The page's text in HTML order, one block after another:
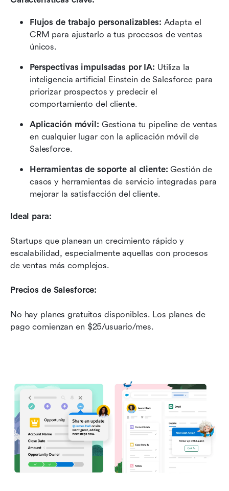
Flujos de trabajo personalizables: Adapta el
CRM para ajustarlo a tus procesos de ventas
únicos.
Perspectivas impulsadas por IA: Utiliza la
inteligencia artificial Einstein de Salesforce para
priorizar prospectos y predecir el
comportamiento del cliente.
Aplicación móvil: Gestiona tu pipeline de ventas
en cualquier lugar con la aplicación móvil de
Salesforce.
Herramientas de soporte al cliente: Gestión de
casos y herramientas de servicio integradas para
mejorar la satisfacción del cliente.
Ideal para:
Startups que planean un crecimiento rápido y
escalabilidad, especialmente aquellas con procesos
de ventas más complejos.
Precios de Salesforce:
No hay planes gratuitos disponibles. Los planes de
pago comienzan en $25/usuario/mes.